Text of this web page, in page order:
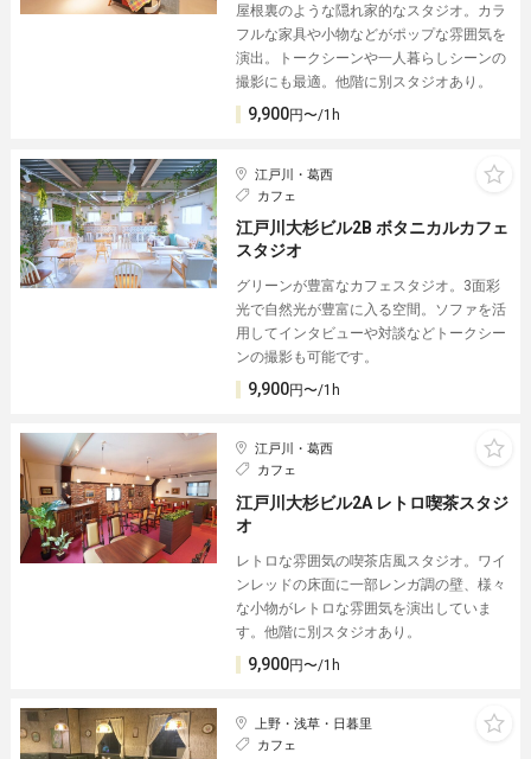
屋根裏のような隠れ家的なスタジオ。カラ
フルな家具や小物などがポップな雰囲気を
演出。トークシーンや一人暮らしシーンの
撮影にも最適。他階に別スタジオあり。
9,900円〜/1h
江戸川・葛西
カフェ
江戸川大杉ビル2B ボタニカルカフェ
スタジオ
グリーンが豊富なカフェスタジオ。3面彩
光で自然光が豊富に入る空間。ソファを活
用してインタビューや対談などトークシー
ンの撮影も可能です。
9,900円〜/1h
江戸川・葛西
カフェ
江戸川大杉ビル2A レトロ喫茶スタジ
オ
レトロな雰囲気の喫茶店風スタジオ。ワイ
ンレッドの床面に一部レンガ調の壁、様々
な小物がレトロな雰囲気を演出していま
す。他階に別スタジオあり。
9,900円〜/1h
上野・浅草・日暮里
カフェ